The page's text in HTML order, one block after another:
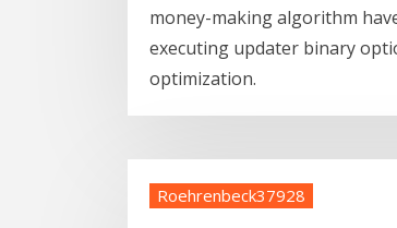
money-making algorithm
executing updater binary
optimization.
Roehrenbeck37928